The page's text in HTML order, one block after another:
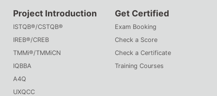
Project Introduction
ISTQB®/CSTQB®
IREB®/CREB
TMMi®/TMMiCN
IQBBA
A4Q
UXQCC
Get Certified
Exam Booking
Check a Score
Check a Certificate
Training Courses